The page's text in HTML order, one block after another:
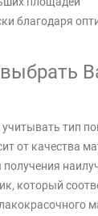
благодаря
тип
от качества
который